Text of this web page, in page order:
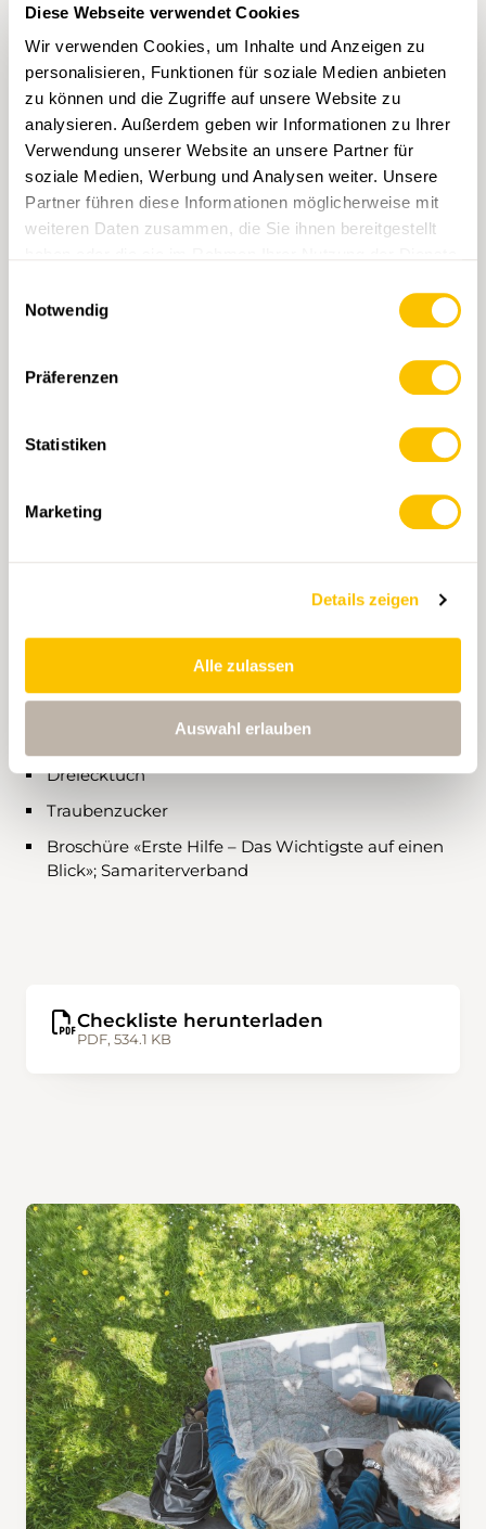
Diese Webseite verwendet Cookies
Wir verwenden Cookies, um Inhalte und Anzeigen zu
personalisieren, Funktionen für soziale Medien anbieten
zu können und die Zugriffe auf unsere Website zu
analysieren. Außerdem geben wir Informationen zu Ihrer
Verwendung unserer Website an unsere Partner für
soziale Medien, Werbung und Analysen weiter. Unsere
Partner führen diese Informationen möglicherweise mit
weiteren Daten zusammen, die Sie ihnen bereitgestellt
Notwendig
Präferenzen
Statistiken
Marketing
Details zeigen
Alle zulassen
Auswahl erlauben
1 Paar Einweghandschuhe Nitril
Handgel Desinfektionsmittel
ERGÄNZUNG MEDIKAMENTE
Schmerzmittel; Paracetamol oder Ibuprofen in
Tablettenform
Wundsalbe
Persönliche Medikamente
Signalpfeife
Dreiecktuch
Traubenzucker
Broschüre «Erste Hilfe – Das Wichtigste auf einen
Blick»; Samariterverband
Checkliste herunterladen
PDF, 534.1 KB